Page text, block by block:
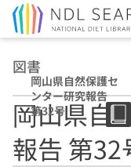
図書
岡山県自然保護セ
ンター研究報告
第32号
岡山県自
報告 第32